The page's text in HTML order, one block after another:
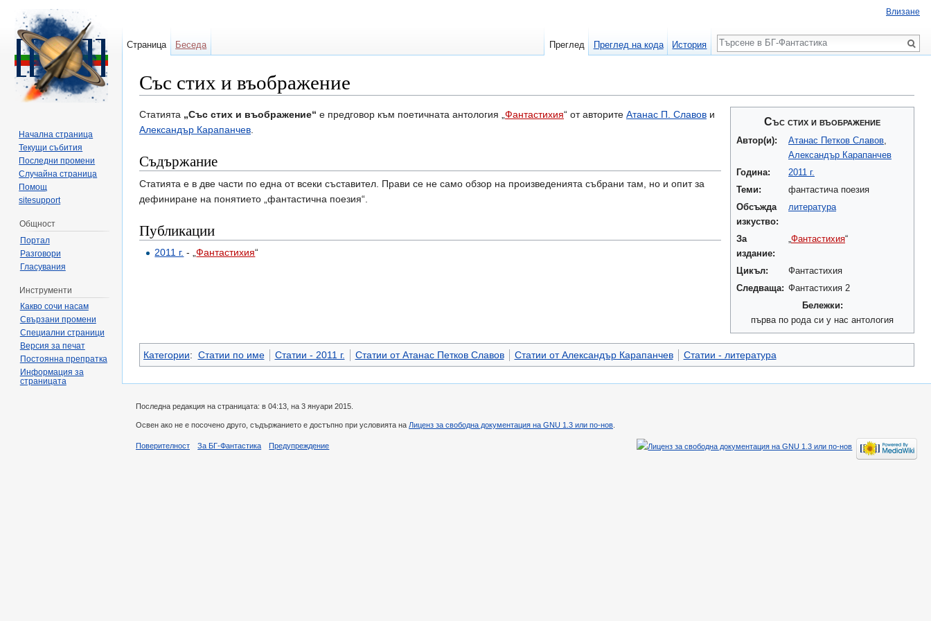
Със стих и въображение
Със стих и въображение
Автор(и): Атанас Петков Славов,
Александър Карапанчев
Година:
2011 г.
Теми:
фантастича поезия
Обсъжда
изкуство:
литература
За
издание:
„Фантастихия“
Цикъл:
Фантастихия
Следваща: Фантастихия 2
Бележки:
първа по рода си у нас антология
Статията „Със стих и въображение“ е предговор към поетичната антология „Фантастихия“ от авторите Атанас П. Славов и
Александър Карапанчев.
Съдържание
Статията е в две части по една от всеки съставител. Прави се не само обзор на произведенията събрани там, но и опит за
дефиниране на понятието „фантастична поезия“.
Публикации
2011 г. - „Фантастихия“
Категории: Статии по име Статии - 2011 г. Статии от Атанас Петков Славов Статии от Александър Карапанчев Статии - литература
Влизане
Страница Беседа Преглед Преглед на кода История
Търсене
Начална страница
Текущи събития
Последни промени
Случайна страница
Помощ
sitesupport
Общност
Портал
Разговори
Гласувания
Инструменти
Какво сочи насам
Свързани промени
Специални страници
Версия за печат
Постоянна препратка
Информация за
страницата
Последна редакция на страницата: в 04:13, на 3 януари 2015.
Освен ако не е посочено друго, съдържанието е достъпно при условията на Лиценз за свободна документация на GNU 1.3 или по-нов
Поверителност За БГ-Фантастика Предупреждение